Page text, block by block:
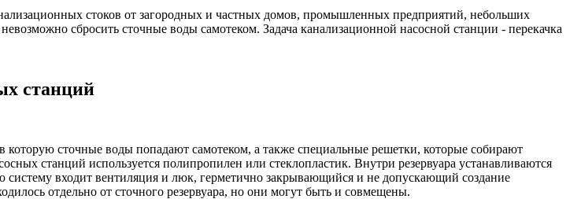
стоков от загородных и частных домов, промышленных предприятий, небольших
сбросить сточные воды самотеком. Задача канализационной насосной станции - перекачка
станций
которую сточные воды попадают самотеком, а также специальные решетки, которые собирают
станций используется полипропилен или стеклопластик. Внутри резервуара устанавливаются
входит вентиляция и люк, герметично закрывающийся и не допускающий создание
отдельно от сточного резервуара, но они могут быть и совмещены.